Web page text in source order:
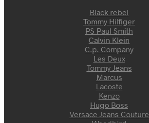
Black rebel
Tommy Hilfiger
PS Paul Smith
Calvin Klein
C.p. Company
Les Deux
Tommy Jeans
Marcus
Lacoste
Kenzo
Hugo Boss
Versace Jeans Couture